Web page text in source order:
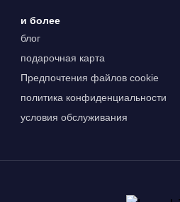
и более
блог
подарочная карта
Предпочтения файлов cookie
политика конфиденциальности
условия обслуживания